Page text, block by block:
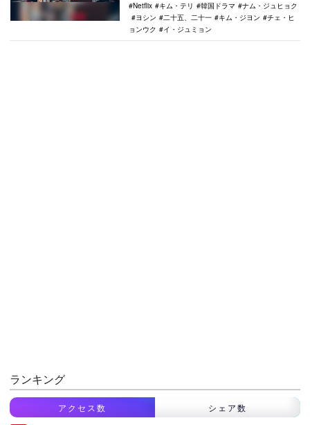
Netflix
キム・テリ 韓国ドラマ
ナム・ジュヒョク
ヨシン
二十五、二十一 キム・ジヨン
チェ・ヒ
ョンウク
イ・ジュミョン
ランキング
アクセス数 シェア数